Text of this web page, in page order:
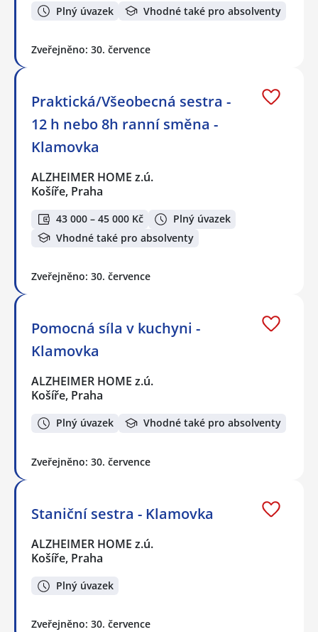
Plný úvazek Vhodné také pro absolventy
Zveřejněno: 30. července
Praktická/Všeobecná sestra -
12 h nebo 8h ranní směna -
Klamovka
ALZHEIMER HOME z.ú.
Košíře, Praha
43 000 – 45 000 Kč
Plný úvazek
Vhodné také pro absolventy
Zveřejněno: 30. července
Pomocná síla v kuchyni -
Klamovka
ALZHEIMER HOME z.ú.
Košíře, Praha
Plný úvazek Vhodné také pro absolventy
Zveřejněno: 30. července
Staniční sestra - Klamovka
ALZHEIMER HOME z.ú.
Košíře, Praha
Plný úvazek
Zveřejněno: 30. července